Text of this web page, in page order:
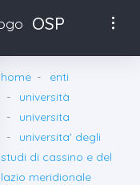
OSP
home
enti
università
universita
universita' degli
studi di cassino e del
lazio meridionale